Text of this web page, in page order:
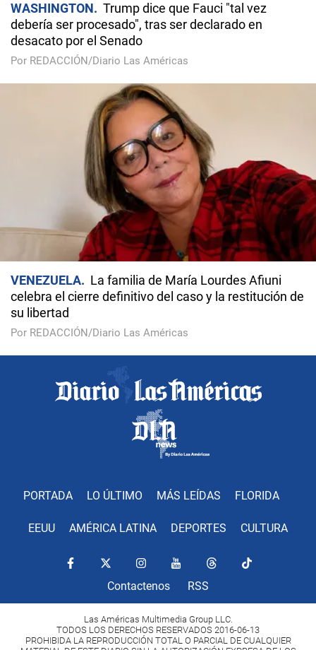
WASHINGTON
Trump dice que Fauci "tal vez
debería ser procesado", tras ser declarado en
desacato por el Senado
Por REDACCIÓN/Diario Las Américas
VENEZUELA
La familia de María Lourdes Afiuni
celebra el cierre definitivo del caso y la restitución de
su libertad
Por REDACCIÓN/Diario Las Américas
PORTADA LO ÚLTIMO MÁS LEÍDAS FLORIDA
EEUU AMÉRICA LATINA DEPORTES CULTURA
Contactenos RSS
Las Américas Multimedia Group LLC.
TODOS LOS DERECHOS RESERVADOS 2016-06-13
PROHIBIDA LA REPRODUCCIÓN TOTAL O PARCIAL DE CUALQUIER